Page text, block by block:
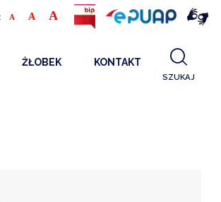
A A A
ŻŁOBEK KONTAKT
SZUKAJ